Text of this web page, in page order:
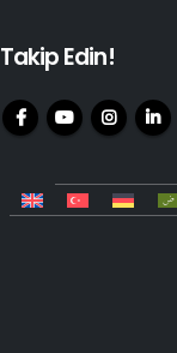
Takip Edin!